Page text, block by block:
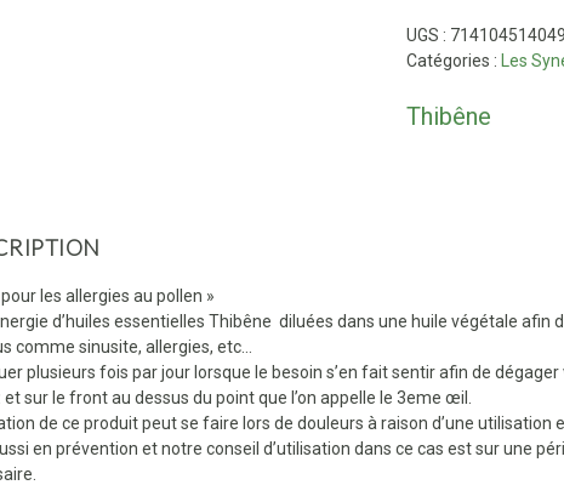
UGS :
Catégories :
Les
Thibêne
pour les allergies au pollen »
d’huiles essentielles Thibêne diluées dans une huile végétale
comme sinusite, allergies, etc…
plusieurs fois par jour lorsque le besoin s’en fait sentir afin de
et sur le front au dessus du point que l’on appelle le 3eme œil.
de ce produit peut se faire lors de douleurs à raison d’une utilisation
en prévention et notre conseil d’utilisation dans ce cas est sur une